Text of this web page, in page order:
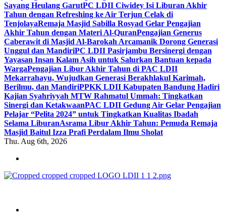
Sayang Heulang GarutPC LDII Ciwidey Isi Liburan Akhir
Tahun dengan Refreshing ke Air Terjun Celak di
TenjolayaRemaja Masjid Sabilla Rosyad Gelar Pengajian
Akhir Tahun dengan Materi Al-QuranPengajian Generus
Caberawit di Masjid Al-Barokah Arcamanik Dorong Generasi
Unggul dan MandiriPC LDII Pasirjambu Bersinergi dengan
Yayasan Insan Kalam Asih untuk Salurkan Bantuan kepada
WargaPengajian Libur Akhir Tahun di PAC LDII
Mekarrahayu, Wujudkan Generasi Berakhlakul Karimah,
Berilmu, dan MandiriPPKK LDII Kabupaten Bandung Hadiri
Kajian Syahriyyah MTW Rahmatul Ummah: Tingkatkan
Sinergi dan KetakwaanPAC LDII Gedung Air Gelar Pengajian
Pelajar “Pelita 2024” untuk Tingkatkan Kualitas Ibadah
Selama LiburanAsrama Libur Akhir Tahun: Pemuda Remaja
Masjid Baitul Izza Prafi Perdalam Ilmu Sholat
Thu. Aug 6th, 2026